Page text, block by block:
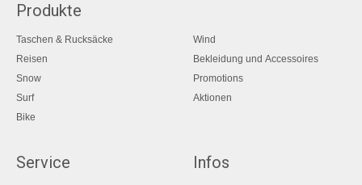
Produkte
Taschen & Rucksäcke
Reisen
Snow
Surf
Bike
Wind
Bekleidung und Accessoires
Promotions
Aktionen
Service Infos